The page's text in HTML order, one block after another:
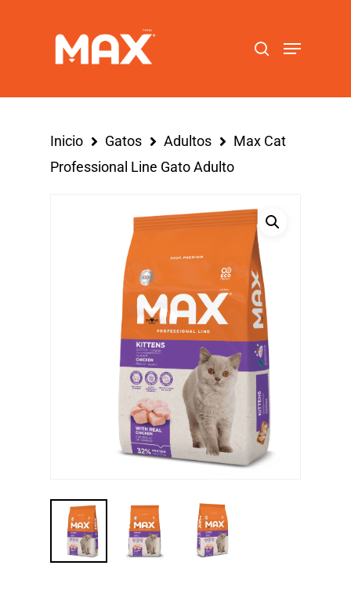
Hit enter to search or ESC to close
Inicio Gatos Adultos
Max Cat
Professional Line Gato Adulto